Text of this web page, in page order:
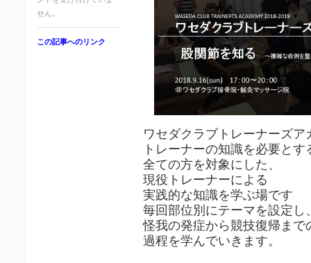
せん。
この記事へのリンク
ワセダクラブトレーナーズア
トレーナーの知識を必要とす
全ての方を対象にした、
現役トレーナーによる
実践的な知識を学ぶ場です
毎回部位別にテーマを設定し
怪我の発症から競技復帰まで
過程を学んでいきます。